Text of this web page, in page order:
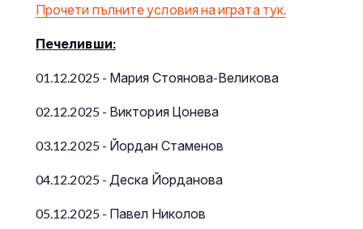
Прочети пълните условия на играта тук.
Печеливши:
01.12.2025 - Мария Стоянова-Великова
02.12.2025 - Виктория Цонева
03.12.2025 - Йордан Стаменов
04.12.2025 - Деска Йорданова
05.12.2025 - Павел Николов